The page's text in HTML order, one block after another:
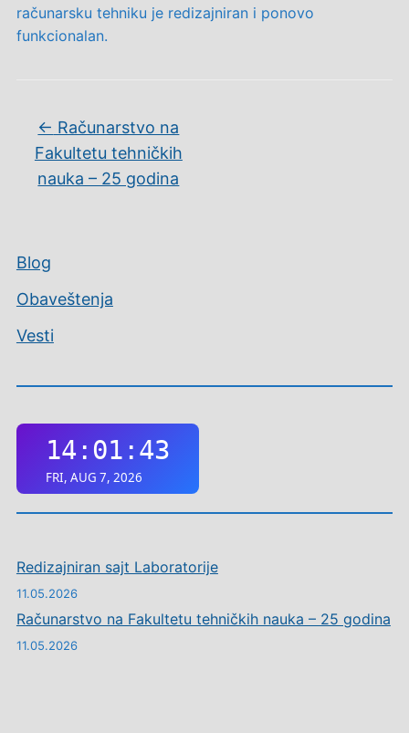
Blog
Obaveštenja
Vesti
Redizajniran sajt Laboratorije
11.05.2026
Računarstvo na Fakultetu tehničkih nauka – 25 godina
11.05.2026
računarsku tehniku je redizajniran i ponovo
funkcionalan.
← Računarstvo na
Fakultetu tehničkih
nauka – 25 godina